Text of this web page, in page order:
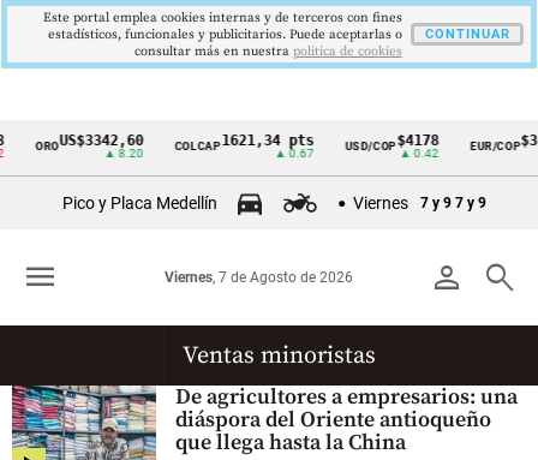
Cintillo
Colombia
OROUS$3342,60
▲ 8.20
COLCAP1621,34 pts
▲ 0.67
USD/COP$4178
▲ 0.42
EUR/COP
Pico y Placa Medellín Viernes 7 y 9 7 y 9
person search
Viernes, 7 de Agosto de 2026
menu
Ventas minoristas
De agricultores a empresarios: una
diáspora del Oriente antioqueño
que llega hasta la China
Este portal emplea cookies internas y de terceros con fines
estadísticos, funcionales y publicitarios. Puede aceptarlas o
consultar más en nuestra politica de cookies
CONTINUAR